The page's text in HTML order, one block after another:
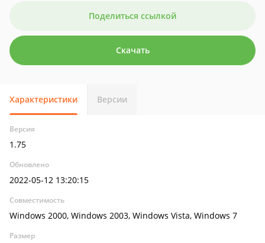
Поделиться ссылкой
Скачать
Характеристики Версии
Версия
1.75
Обновлено
2022-05-12 13:20:15
Совместимость
Windows 2000, Windows 2003, Windows Vista, Windows 7
Размер